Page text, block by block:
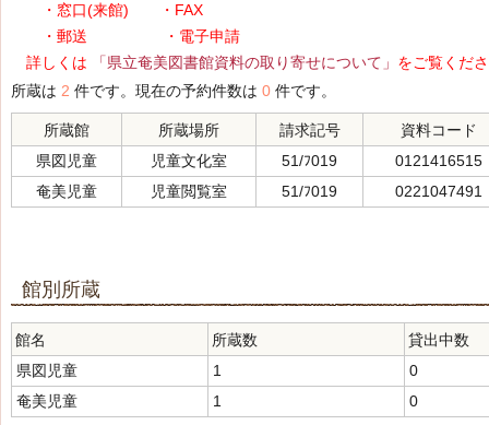
・窓口(来館) ・FAX
・郵送 ・電子申請
詳しくは
「県立奄美図書館資料の取り寄せについて」 をご覧くだ
所蔵は 2 件です。現在の予約件数は 0 件です。
所蔵館 所蔵場所 請求記号
資料コード
県図児童
児童文化室 51/ﾌ019
0121416515
奄美児童
児童閲覧室 51/ﾌ019 0221047491
館別所蔵
館名 所蔵数
貸出中数
県図児童
1
0
奄美児童
1 0